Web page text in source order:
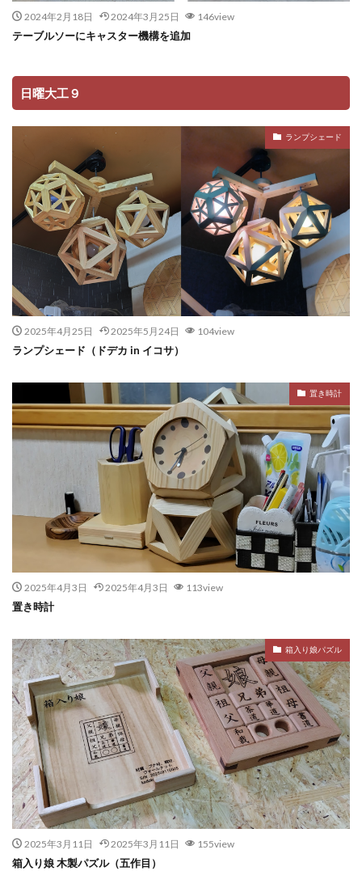
2024年2月18日 2024年3月25日 146view
テーブルソーにキャスター機構を追加
日曜大工９
ランプシェード
2025年4月25日 2025年5月24日 104view
ランプシェード（ドデカ in イコサ）
置き時計
2025年4月3日 2025年4月3日 113view
置き時計
箱入り娘パズル
2025年3月11日 2025年3月11日 155view
箱入り娘 木製パズル（五作目）